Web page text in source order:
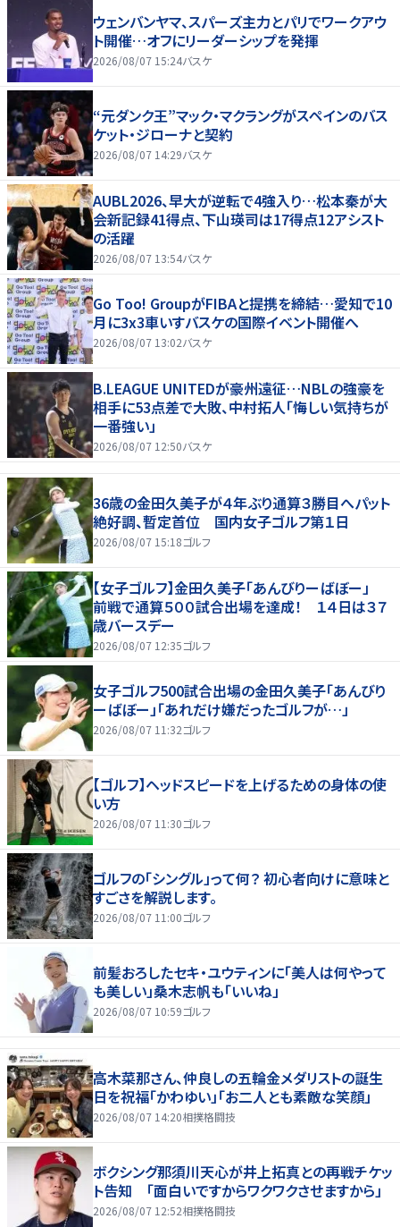
ウェンバンヤマ、スパーズ主力とパリでワークアウ
ト開催…オフにリーダーシップを発揮
2026/08/07 15:24バスケ
“元ダンク王”マック・マクラングがスペインのバス
ケット・ジローナと契約
2026/08/07 14:29バスケ
AUBL2026、早大が逆転で4強入り…松本秦が大
会新記録41得点、下山瑛司は17得点12アシスト
の活躍
2026/08/07 13:54バスケ
Go Too! GroupがFIBAと提携を締結…愛知で10
月に3x3車いすバスケの国際イベント開催へ
2026/08/07 13:02バスケ
B.LEAGUE UNITEDが豪州遠征…NBLの強豪を
相手に53点差で大敗、中村拓人「悔しい気持ちが
一番強い」
2026/08/07 12:50バスケ
36歳の金田久美子が４年ぶり通算３勝目へパット
絶好調、暫定首位 国内女子ゴルフ第１日
2026/08/07 15:18ゴルフ
【女子ゴルフ】金田久美子「あんびりーばぼー」
前戦で通算５００試合出場を達成！ １４日は３７
歳バースデー
2026/08/07 12:35ゴルフ
女子ゴルフ500試合出場の金田久美子「あんびり
ーばぼー」「あれだけ嫌だったゴルフが…」
2026/08/07 11:32ゴルフ
【ゴルフ】ヘッドスピードを上げるための身体の使
い方
2026/08/07 11:30ゴルフ
ゴルフの「シングル」って何？ 初心者向けに意味と
すごさを解説します。
2026/08/07 11:00ゴルフ
前髪おろしたセキ・ユウティンに「美人は何やって
も美しい」桑木志帆も「いいね」
2026/08/07 10:59ゴルフ
高木菜那さん、仲良しの五輪金メダリストの誕生
日を祝福「かわゆい」「お二人とも素敵な笑顔」
2026/08/07 14:20相撲格闘技
ボクシング那須川天心が井上拓真との再戦チケッ
ト告知 「面白いですからワクワクさせますから」
2026/08/07 12:52相撲格闘技